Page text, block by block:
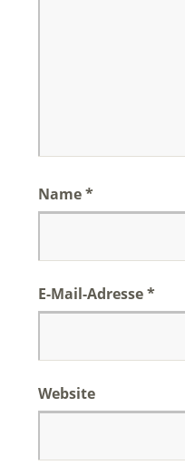
Name*
E-Mail-Adresse*
Website